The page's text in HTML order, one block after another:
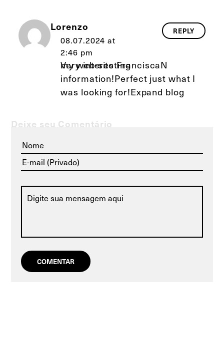
Lorenzo
08.07.2024 at
2:46 pm
Very interesting
information!Perfect just what I
was looking for!Expand blog
my web-siteFranciscaN
REPLY
Deixe seu Comentário